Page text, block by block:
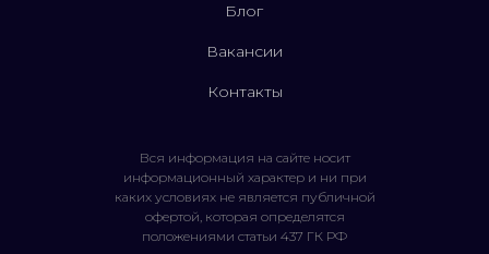
Вся информация на сайте носит
информационный характер и ни при
каких условиях не является публичной
офертой, которая определятся
положениями статьи 437 ГК РФ
Блог
Контакты
Вакансии